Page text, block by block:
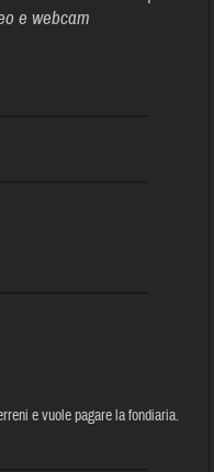
e webcam
e vuole pagare la fondiaria.